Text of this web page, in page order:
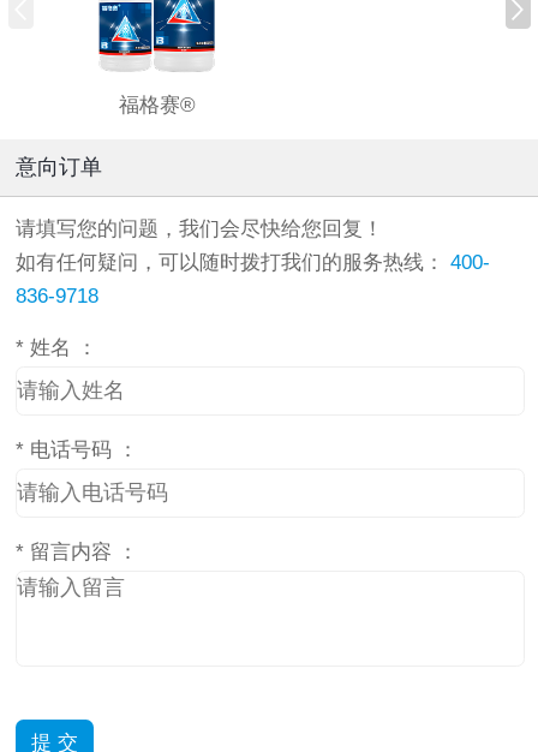
福格赛®
意向订单
请填写您的问题，我们会尽快给您回复！
如有任何疑问，可以随时拨打我们的服务热线： 400-
836-9718
* 姓名 ：
* 电话号码 ：
* 留言内容 ：